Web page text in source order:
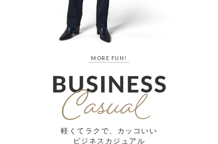
MORE FUN!
軽くてラクで、カッコいい
ビジネスカジュアル